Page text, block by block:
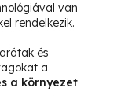
van
rendelkezik.
és
a
a környezet